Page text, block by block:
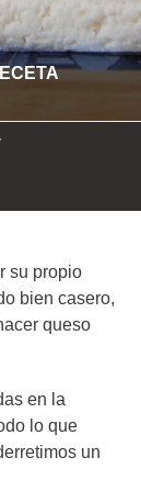
su propio
bien casero,
queso
en la
lo que
un